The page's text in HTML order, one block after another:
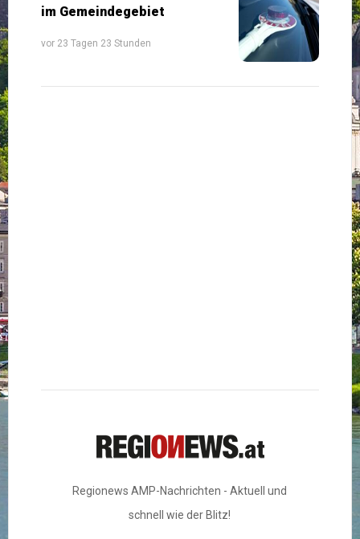
im Gemeindegebiet
vor 23 Tagen 23 Stunden
Regionews AMP-Nachrichten - Aktuell und
schnell wie der Blitz!